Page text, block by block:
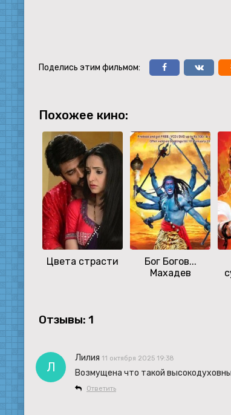
Поделись этим фильмом:
Похожее кино:
Цвета страсти
Бог Богов...
Махадев
Отзывы: 1
Л
Лилия 11 октября 2025 19:38
Возмущена что такой
Ответить